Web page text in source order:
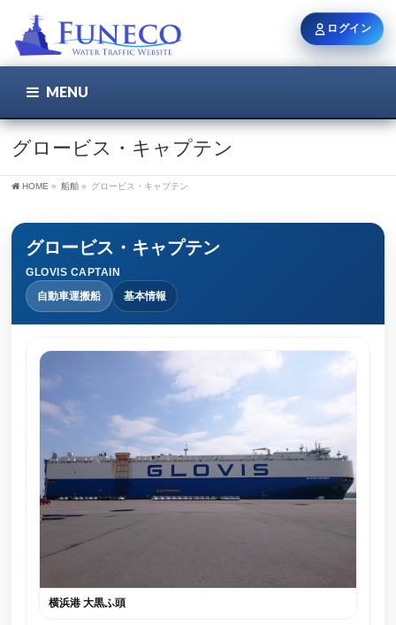
MENU
グロービス・キャプテン
HOME » 船舶 » グロービス・キャプテン
グロービス・キャプテン
GLOVIS CAPTAIN
自動車運搬船
基本情報
横浜港 大黒ふ頭
ログイン
ユーザー名 / メール
ログイン状態を保持
新規登録